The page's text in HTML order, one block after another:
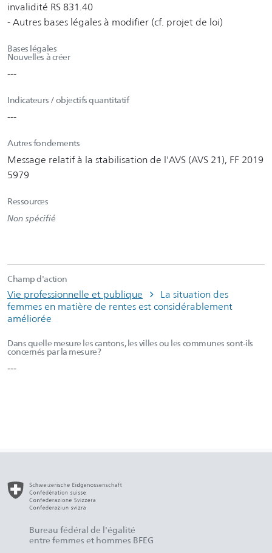
invalidité RS 831.40
- Autres bases légales à modifier (cf. projet de loi)
Bases légales
Nouvelles à créer
---
Indicateurs / objectifs quantitatif
---
Autres fondements
Message relatif à la stabilisation de l'AVS (AVS 21), FF 2019
5979
Ressources
Non spécifié
Champ d'action
Vie professionnelle et publique
La situation des
femmes en matière de rentes est considérablement
améliorée
Dans quelle mesure les cantons, les villes ou les communes sont-ils
concernés par la mesure?
---
Bureau fédéral de l'égalité
entre femmes et hommes BFEG